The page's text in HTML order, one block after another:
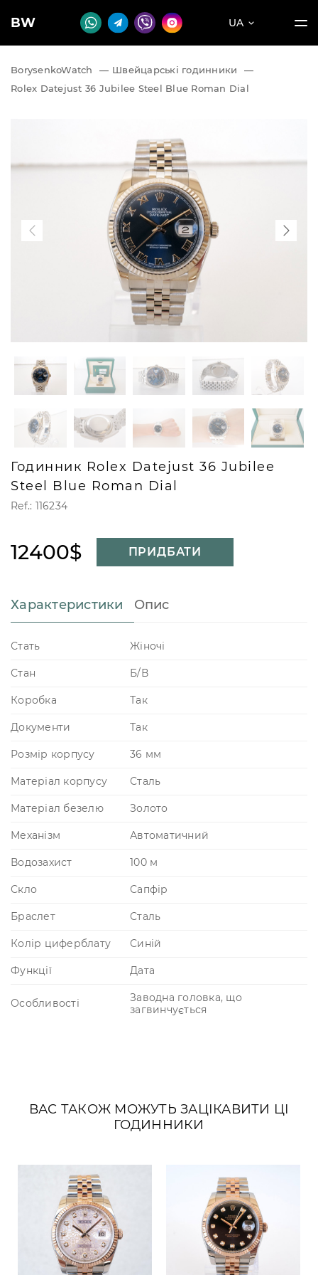
BW UA
BorysenkoWatch — Швейцарські годинники
—
Rolex Datejust 36 Jubilee Steel Blue Roman Dial
Годинник Rolex Datejust 36 Jubilee
Steel Blue Roman Dial
Ref.: 116234
12400$ ПРИДБАТИ
Характеристики Опис
Стать Жіночі
Стан Б/В
Коробка Так
Документи Так
Розмір корпусу 36 мм
Матеріал корпусу Сталь
Матеріал безелю Золото
Механізм Автоматичний
Водозахист 100 м
Скло Сапфір
Браслет Сталь
Колір циферблату Синій
Функції Дата
Особливості
Заводна головка, що
загвинчується
ВАС ТАКОЖ МОЖУТЬ ЗАЦІКАВИТИ ЦІ
ГОДИННИКИ